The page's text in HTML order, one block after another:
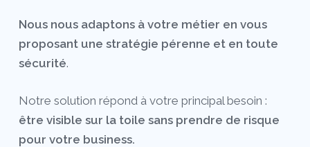
Nous nous adaptons à votre métier en vous
proposant une stratégie pérenne et en toute
sécurité.
Notre solution répond à votre principal besoin :
être visible sur la toile sans prendre de risque
pour votre business.